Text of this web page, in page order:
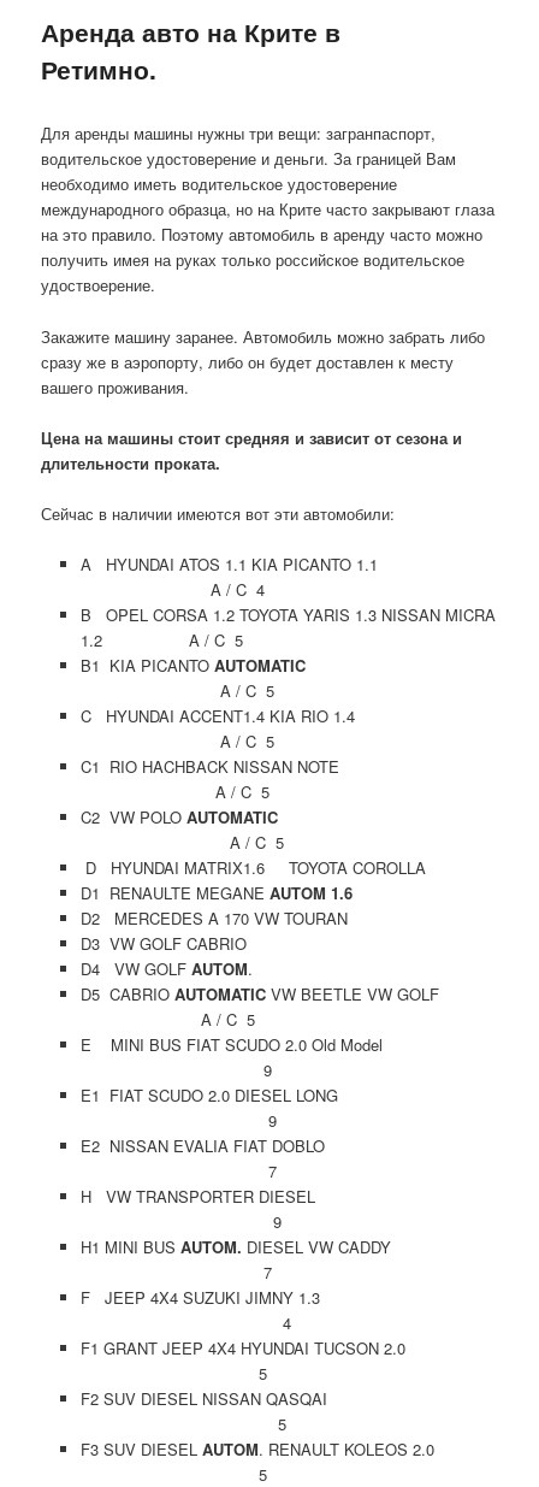
Аренда авто на Крите в
Ретимно.
Для аренды машины нужны три вещи: загранпаспорт,
водительское удостоверение и деньги. За границей Вам
необходимо иметь водительское удостоверение
международного образца, но на Крите часто закрывают глаза
на это правило. Поэтому автомобиль в аренду часто можно
получить имея на руках только российское водительское
удоствоерение.
Закажите машину заранее. Автомобиль можно забрать либо
сразу же в аэропорту, либо он будет доставлен к месту
вашего проживания.
Цена на машины стоит средняя и зависит от сезона и
длительности проката.
Сейчас в наличии имеются вот эти автомобили:
A HYUNDAI ATOS 1.1 KIA PICANTO 1.1
A / C 4
B OPEL CORSA 1.2 TOYOTA YARIS 1.3 NISSAN MICRA
1.2 A / C 5
B1 KIA PICANTOAUTOMATIC
A / C 5
C HYUNDAI ACCENT1.4 KIA RIO 1.4
A / C 5
C1 RIO HACHBACK NISSAN NOTE
A / C 5
C2 VW POLO AUTOMATIC
A / C 5
D HYUNDAI MATRIX1.6 TOYOTA COROLLA
D1 RENAULTE MEGANE AUTOM 1.6
D2 MERCEDES A 170 VW TOURAN
D3 VW GOLF CABRIO
D4 VW GOLF AUTOM.
D5 CABRIO AUTOMATICVW BEETLE VW GOLF
A / C 5
E MINI BUS FIAT SCUDO 2.0 Old Model
9
E1 FIAT SCUDO 2.0 DIESEL LONG
9
E2 NISSAN EVALIA FIAT DOBLO
7
H VW TRANSPORTER DIESEL
9
H1 MINI BUS AUTOM. DIESEL VW CADDY
7
F JEEP 4X4 SUZUKI JIMNY 1.3
4
F1 GRANT JEEP 4X4 HYUNDAI TUCSON 2.0
5
F2 SUV DIESEL NISSAN QASQAI
5
F3 SUV DIESEL AUTOM. RENAULT KOLEOS 2.0
5